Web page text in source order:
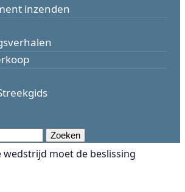
inzenden
wedstrijd moet de beslissing